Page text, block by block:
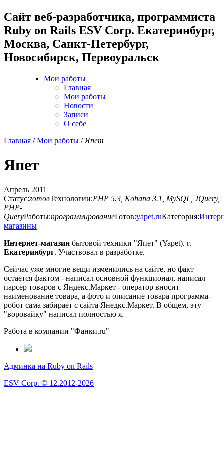
Cайт веб-разработчика, программиста
Ruby on Rails ESV Corp. Екатеринбург,
Москва, Санкт-Петербург,
Новосибирск, Первоуральск
Мои работы
Главная
Мои работы
Новости
Записи
О себе
Главная /Мои работы / Япет
Япет
Апрель 2011
Статус:готовТехнологии:PHP 5.3, Kohana 3.1, MySQL, JQuery,
PHP-
QueryРаботы:программированиеГотов:yapet.ruКатегория:
магазины
Интернет-магазин бытовой техники "Япет" (Yapet). г.
Екатеринбург. Участвовал в разработке.
Сейчас уже многие вещи изменились на сайте, но факт
остается фактом - написал основной функционал, написал
парсер товаров с Яндекс.Маркет - оператор вносит
наименование товара, а фото и описание товара программа-
робот сама забирает с сайта Янедкс.Маркет. В общем, эту
"воровайку" написал полностью я.
Работа в компании "Фанки.ru"
Админка на Ruby on Rails
ESV Corp. © 12.2012-2026